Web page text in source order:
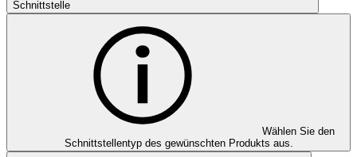
Schnittstelle
Wählen Sie den
Schnittstellentyp des gewünschten Produkts aus.